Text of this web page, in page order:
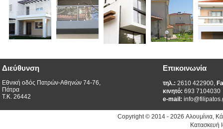
Διεύθυνση Επικοινωνία
Εθνική οδός Πατρών-Αθηνών 74-76,
Πάτρα
Τ.Κ. 26442
τηλ.: 2610 422900,
κινητό: 693 7104030
e-mail:
Copyright © 2014 - 2026 Αλουμίνια,
Κατασκευή